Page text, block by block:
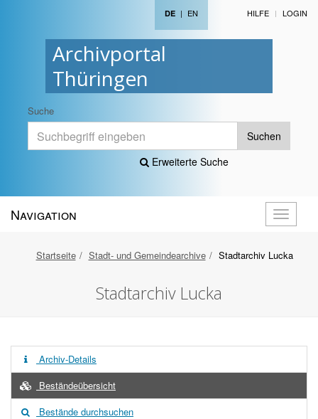
Archivportal
Thüringen
DE | EN HILFE LOGIN
Suche
Suchen
Erweiterte Suche
öffnen
Navigation
Startseite Stadt- und Gemeindearchive Stadtarchiv Lucka
Stadtarchiv Lucka
Archiv-Details
Beständeübersicht
Bestände durchsuchen